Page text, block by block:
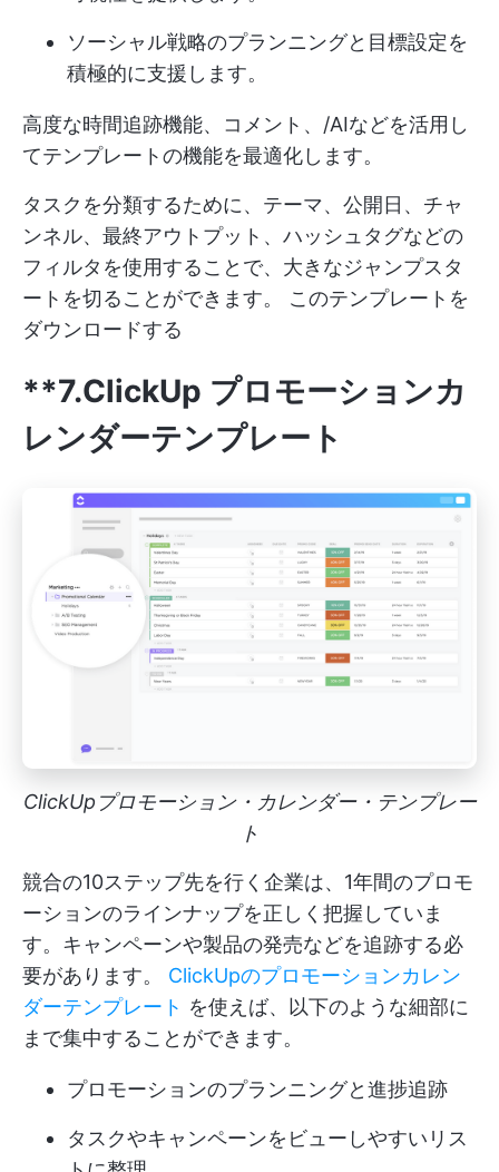
ソーシャル戦略のプランニングと目標設定を
積極的に支援します。
高度な時間追跡機能、コメント、/AIなどを活用し
てテンプレートの機能を最適化します。
タスクを分類するために、テーマ、公開日、チャ
ンネル、最終アウトプット、ハッシュタグなどの
フィルタを使用することで、大きなジャンプスタ
ートを切ることができます。 このテンプレートを
ダウンロードする
**7.ClickUp プロモーションカ
レンダーテンプレート
ClickUpプロモーション・カレンダー・テンプレー
ト
競合の10ステップ先を行く企業は、1年間のプロモ
ーションのラインナップを正しく把握していま
す。キャンペーンや製品の発売などを追跡する必
要があります。 ClickUpのプロモーションカレン
ダーテンプレート を使えば、以下のような細部に
まで集中することができます。
プロモーションのプランニングと進捗追跡
タスクやキャンペーンをビューしやすいリス